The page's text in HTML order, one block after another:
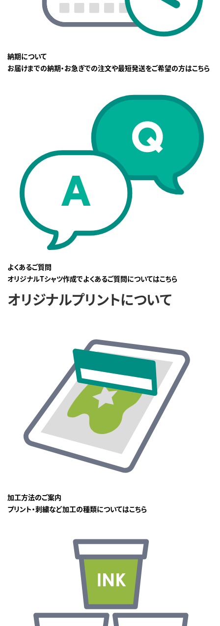
納期について
お届けまでの納期・お急ぎでの注文や最短発送をご希望の方はこちら
よくあるご質問
オリジナルTシャツ作成でよくあるご質問についてはこちら
オリジナルプリントについて
加工方法のご案内
プリント・刺繍など加工の種類についてはこちら